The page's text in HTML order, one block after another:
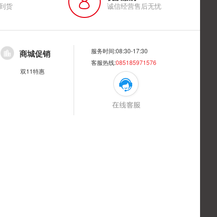
货 诚信经营售后无忧
商城促销
双11特惠
服务时间:08:30-17:30
客服热线:085185971576